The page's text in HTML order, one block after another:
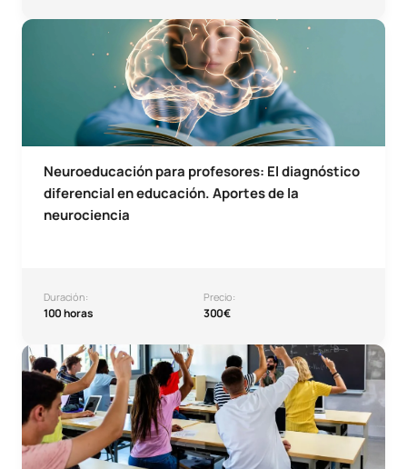
Neuroeducación para profesores: El diagnóstico
diferencial en educación. Aportes de la
neurociencia
Duración:
100 horas
Precio:
300€
Microcredencial Neuroeducación para profesores - El
Microcredencial Introducción a la preparación de